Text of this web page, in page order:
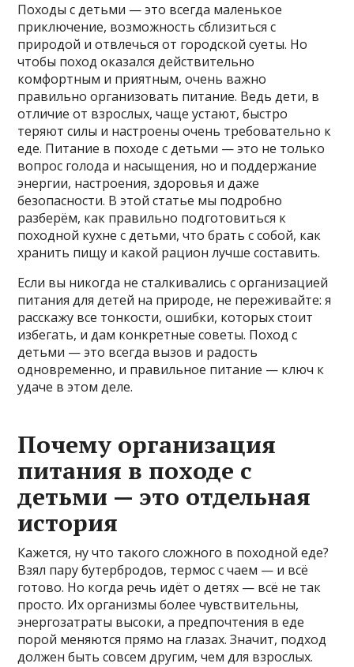
Походы с детьми — это всегда маленькое
приключение, возможность сблизиться с
природой и отвлечься от городской суеты. Но
чтобы поход оказался действительно
комфортным и приятным, очень важно
правильно организовать питание. Ведь дети, в
отличие от взрослых, чаще устают, быстро
теряют силы и настроены очень требовательно к
еде. Питание в походе с детьми — это не только
вопрос голода и насыщения, но и поддержание
энергии, настроения, здоровья и даже
безопасности. В этой статье мы подробно
разберём, как правильно подготовиться к
походной кухне с детьми, что брать с собой, как
хранить пищу и какой рацион лучше составить.
Если вы никогда не сталкивались с организацией
питания для детей на природе, не переживайте: я
расскажу все тонкости, ошибки, которых стоит
избегать, и дам конкретные советы. Поход с
детьми — это всегда вызов и радость
одновременно, и правильное питание — ключ к
удаче в этом деле.
Почему организация
питания в походе с
детьми — это отдельная
история
Кажется, ну что такого сложного в походной еде?
Взял пару бутербродов, термос с чаем — и всё
готово. Но когда речь идёт о детях — всё не так
просто. Их организмы более чувствительны,
энергозатраты высоки, а предпочтения в еде
порой меняются прямо на глазах. Значит, подход
должен быть совсем другим, чем для взрослых.